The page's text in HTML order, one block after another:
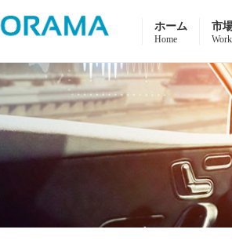
ホーム
Home
市